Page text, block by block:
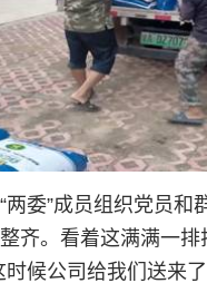
两委”成员组织党员
齐。看着这满满一
候公司给我们送来